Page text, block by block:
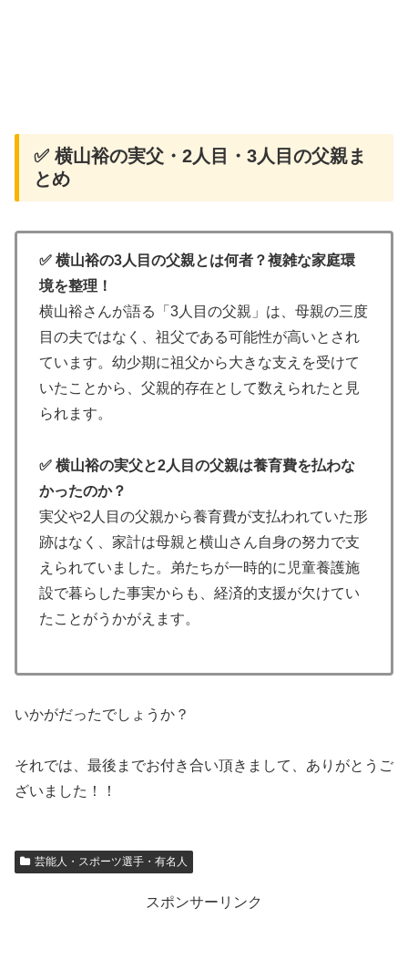
✅ 横山裕の実父・2人目・3人目の父親ま
とめ
✅ 横山裕の3人目の父親とは何者？複雑な家庭環
境を整理！
横山裕さんが語る「3人目の父親」は、母親の三度
目の夫ではなく、祖父である可能性が高いとされ
ています。幼少期に祖父から大きな支えを受けて
いたことから、父親的存在として数えられたと見
られます。
✅ 横山裕の実父と2人目の父親は養育費を払わな
かったのか？
実父や2人目の父親から養育費が支払われていた形
跡はなく、家計は母親と横山さん自身の努力で支
えられていました。弟たちが一時的に児童養護施
設で暮らした事実からも、経済的支援が欠けてい
たことがうかがえます。
いかがだったでしょうか？
それでは、最後までお付き合い頂きまして、ありがとうご
ざいました！！
芸能人・スポーツ選手・有名人
スポンサーリンク